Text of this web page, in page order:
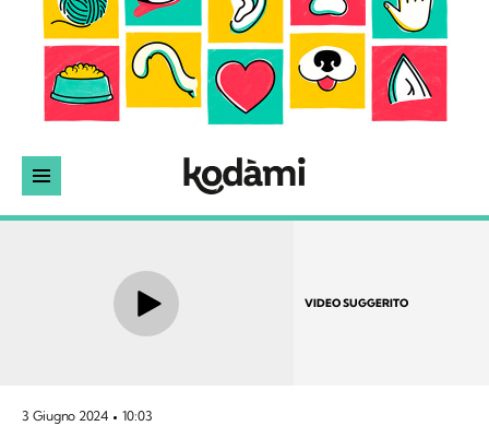
VIDEO SUGGERITO
3 Giugno 2024 10:03